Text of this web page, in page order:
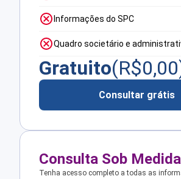
Informações do SPC
Quadro societário e
Gratuito(R$0,00
Consultar grátis
Consulta Sob Medida
Tenha acesso completo a todas as